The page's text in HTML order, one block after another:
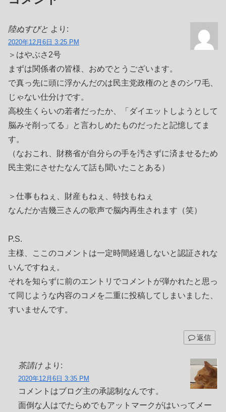
陸ぬすびと より:
2020年12月6日 3:25 PM
＞はやぶさ2号
まずは関係者の皆様、おめでとうございます。
で真っ先に頭に浮かんだのは民主党政権のときのシワ毛、
じゃない仕分けです。
高校生くらいの若者だったか、「ダイエットしようとして
脳みそ削ってる」と言わしめたものだったと記憶してま
す。
（なおこれ、財務省が自分らの手を汚さずに済ませるため
民主党にさせたなんて話も聞いたことある）
＞仕事もねぇ、財産もねぇ、特技もねぇ
なんだか吉幾三さんの歌声で脳内再生されます（笑）
P.S.
主様、ここのコメントは一定時間経過しないと認証されな
いんですねぇ。
それを知らずに前のエントリでコメントが弾かれたと思っ
て同じような内容のコメを二重に投稿してしまいました、
すいませんです。
返信
茶請け より:
2020年12月6日 3:35 PM
コメントはブログ主の承認制なんです。
面倒な人はでたらめでもアットマークがはいってメー